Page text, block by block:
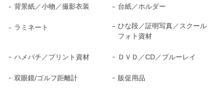
背景紙／小物／撮影衣装 台紙／ホルダー
ラミネート
ひな段／証明写真／スクール
フォト資材
ハメパチ／プリント資材 ＤＶＤ／CD／ブルーレイ
双眼鏡/ゴルフ距離計 販促用品